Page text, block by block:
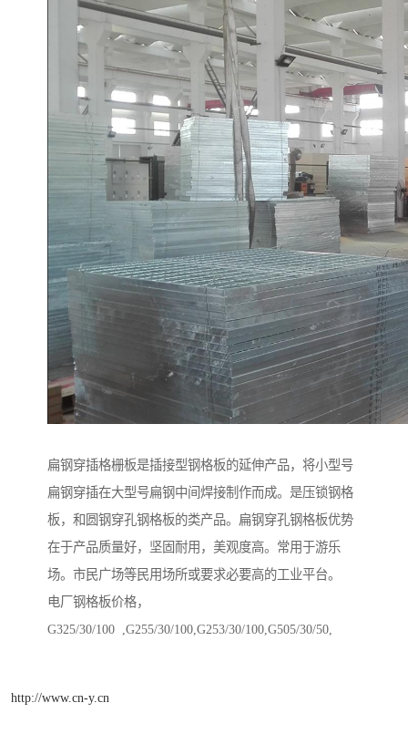
扁钢穿插格栅板是插接型钢格板的延伸产品，将小型号
扁钢穿插在大型号扁钢中间焊接制作而成。是压锁钢格
板，和圆钢穿孔钢格板的类产品。扁钢穿孔钢格板优势
在于产品质量好，坚固耐用，美观度高。常用于游乐
场。市民广场等民用场所或要求必要高的工业平台。
电厂钢格板价格，
G325/30/100 ,G255/30/100,G253/30/100,G505/30/50,
http://www.cn-y.cn